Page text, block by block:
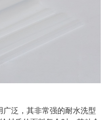
广泛，其非常强的耐水洗型